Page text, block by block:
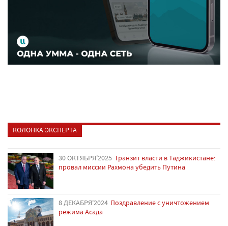
КОЛОНКА ЭКСПЕРТА
30 ОКТЯБРЯ'2025 Транзит власти в Таджикистане:
провал миссии Рахмона убедить Путина
8 ДЕКАБРЯ'2024 Поздравление с уничтожением
режима Асада